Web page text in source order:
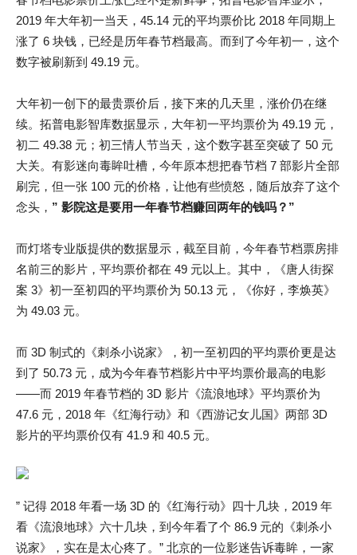
2019 年大年初一当天，45.14 元的平均票价比 2018 年同期上
涨了 6 块钱，已经是历年春节档最高。而到了今年初一，这个
数字被刷新到 49.19 元。
大年初一创下的最贵票价后，接下来的几天里，涨价仍在继
续。拓普电影智库数据显示，大年初一平均票价为 49.19 元，
初二 49.38 元；初三情人节当天，这个数字甚至突破了 50 元
大关。有影迷向毒眸吐槽，今年原本想把春节档 7 部影片全部
刷完，但一张 100 元的价格，让他有些愤怒，随后放弃了这个
念头， ” 影院这是要用一年春节档赚回两年的钱吗？”
而灯塔专业版提供的数据显示，截至目前，今年春节档票房排
名前三的影片，平均票价都在 49 元以上。其中，《唐人街探
案 3》初一至初四的平均票价为 50.13 元，《你好，李焕英》
为 49.03 元。
而 3D 制式的《刺杀小说家》，初一至初四的平均票价更是达
到了 50.73 元，成为今年春节档影片中平均票价最高的电影
——而 2019 年春节档的 3D 影片《流浪地球》平均票价为
47.6 元，2018 年《红海行动》和《西游记女儿国》两部 3D
影片的平均票价仅有 41.9 和 40.5 元。
” 记得 2018 年看一场 3D 的《红海行动》四十几块，2019 年
看《流浪地球》六十几块，到今年看了个 86.9 元的《刺杀小
说家》，实在是太心疼了。” 北京的一位影迷告诉毒眸，一家